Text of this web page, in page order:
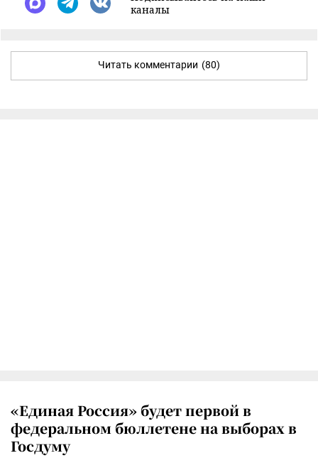
каналы
Читать комментарии (80)
«Единая Россия» будет первой в
федеральном бюллетене на выборах в
Госдуму